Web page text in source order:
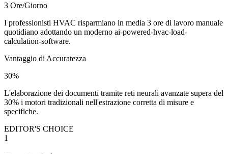
3 Ore/Giorno
I professionisti HVAC risparmiano in media 3 ore di lavoro manuale
quotidiano adottando un moderno ai-powered-hvac-load-
calculation-software.
Vantaggio di Accuratezza
30%
L'elaborazione dei documenti tramite reti neurali avanzate supera del
30% i motori tradizionali nell'estrazione corretta di misure e
specifiche.
EDITOR'S CHOICE
1